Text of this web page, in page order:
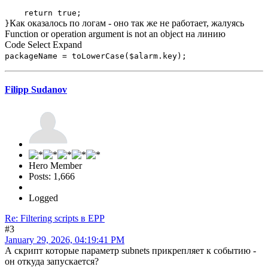
return true;
}Как оказалось по логам - оно так же не работает, жалуясь
Function or operation argument is not an object на линию
Code Select Expand
packageName = toLowerCase($alarm.key);
Filipp Sudanov
Hero Member
Posts: 1,666
Logged
Re: Filtering scripts в EPP
#3
January 29, 2026, 04:19:41 PM
А скрипт которые параметр subnets прикрепляет к событию -
он откуда запускается?